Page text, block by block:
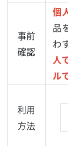
事前
確認
個
品
わ
人
ル
利用
方法